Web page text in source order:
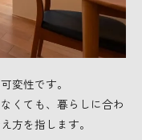
変性です。
くても、暮らしに合わ
方を指します。